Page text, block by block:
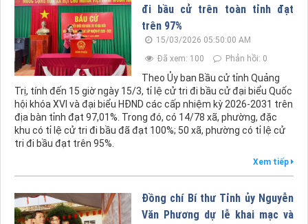
đi bầu cử trên toàn tỉnh đạt
trên 97%
15/03/2026 05:50:00 AM
Đã xem: 100
Phản hồi: 0
Theo Ủy ban Bầu cử tỉnh Quảng
Trị, tính đến 15 giờ ngày 15/3, tỉ lệ cử tri đi bầu cử đại biểu Quốc
hội khóa XVI và đại biểu HĐND các cấp nhiệm kỳ 2026-2031 trên
địa bàn tỉnh đạt 97,01%. Trong đó, có 14/78 xã, phường, đặc
khu có tỉ lệ cử tri đi bầu đã đạt 100%; 50 xã, phường có tỉ lệ cử
tri đi bầu đạt trên 95%.
Xem tiếp
Đồng chí Bí thư Tỉnh ủy Nguyễn
Văn Phương dự lễ khai mạc và